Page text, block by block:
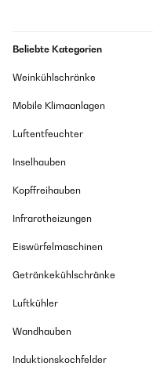
Beliebte Kategorien
Weinkühlschränke
Mobile Klimaanlagen
Luftentfeuchter
Inselhauben
Kopffreihauben
Infrarotheizungen
Eiswürfelmaschinen
Getränkekühlschränke
Luftkühler
Wandhauben
Induktionskochfelder